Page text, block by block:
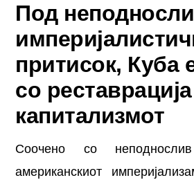
Под
притисок, Куба
со
капитализмот
Соочено со
американскиот